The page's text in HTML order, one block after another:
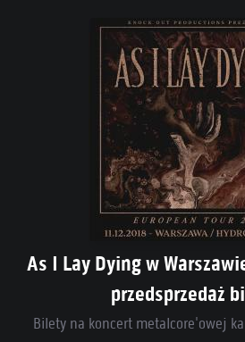
As I Lay Dying w
przedsprzedaż
Bilety na koncert metalcore'owej